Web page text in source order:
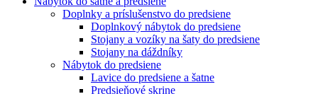
Doplnky a príslušenstvo do predsiene
Doplnkový nábytok do predsiene
Stojany a vozíky na šaty do predsiene
Stojany na dáždníky
Nábytok do predsiene
Lavice do predsiene a šatne
Predsieňové skrine